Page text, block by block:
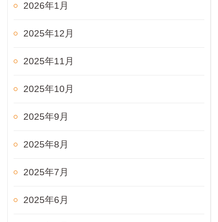
2026年1月
2025年12月
2025年11月
2025年10月
2025年9月
2025年8月
2025年7月
2025年6月